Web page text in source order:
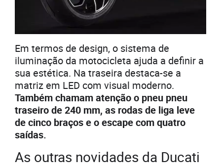
Em termos de design, o sistema de
iluminação da motocicleta ajuda a definir a
sua estética. Na traseira destaca-se a
matriz em LED com visual moderno.
Também chamam atenção o pneu pneu
traseiro de 240 mm, as rodas de liga leve
de cinco braços e o escape com quatro
saídas.
As outras novidades da Ducati